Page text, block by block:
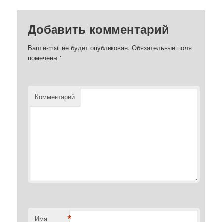
Добавить комментарий
Ваш e-mail не будет опубликован. Обязательные поля
помечены*
Комментарий
Имя *